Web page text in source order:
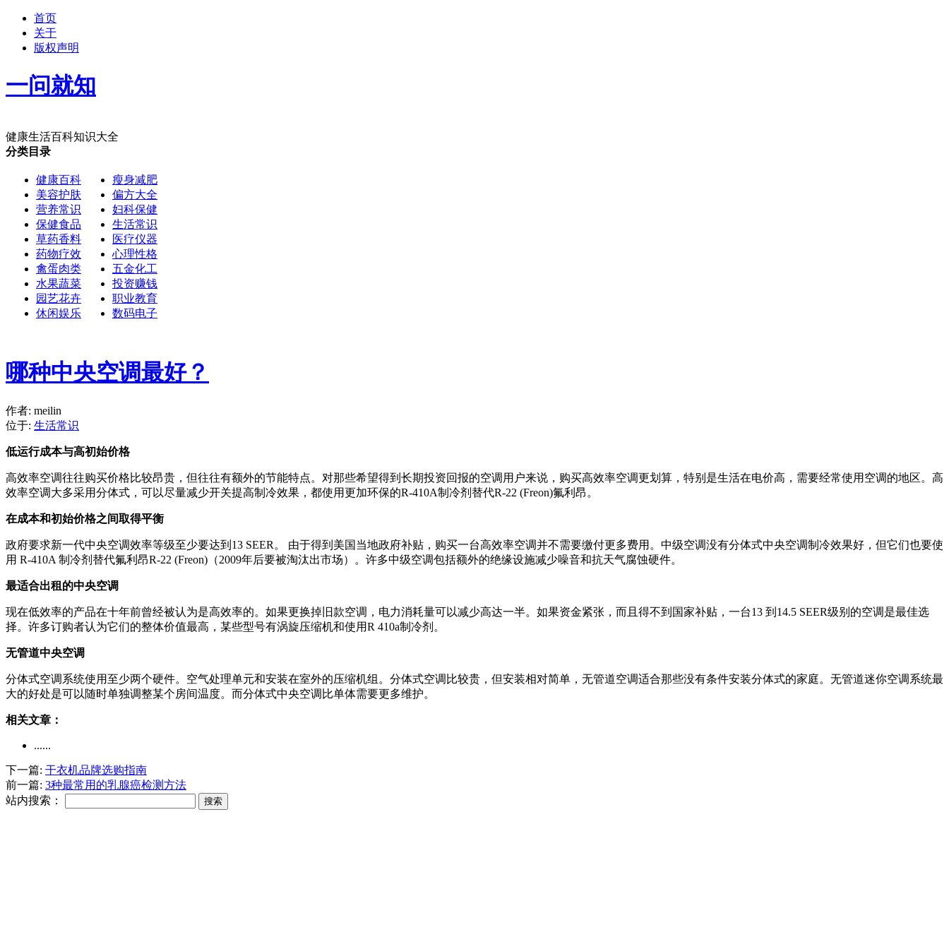
首页
关于
版权声明
一问就知
健康生活百科知识大全
分类目录
健康百科
美容护肤
营养常识
保健食品
草药香料
药物疗效
禽蛋肉类
水果蔬菜
园艺花卉
休闲娱乐
瘦身减肥
偏方大全
妇科保健
生活常识
医疗仪器
心理性格
五金化工
投资赚钱
职业教育
数码电子
哪种中央空调最好？
作者: meilin
位于: 生活常识
低运行成本与高初始价格
高效率空调往往购买价格比较昂贵，但往往有额外的节能特点。对那些希望得到长期投资回报的空调用户来说，购买高效率空调更划算，特别是生活在电价高，需要经常使用空调的地区。高
效率空调大多采用分体式，可以尽量减少开关提高制冷效果，都使用更加环保的R-410A制冷剂替代R-22 (Freon)氟利昂 。
在成本和初始价格之间取得平衡
政府要求新一代中央空调效率等级至少要达到13 SEER。 由于得到美国当地政府补贴，购买一台高效率空调并不需要缴付更多费用。中级空调没有分体式中央空调制冷效果好，但它们也要使
用 R-410A 制冷剂替代氟利昂R-22 (Freon)（2009年后要被淘汰出市场）。许多中级空调包括额外的绝缘设施减少噪音和抗天气腐蚀硬件。
最适合出租的中央空调
现在低效率的产品在十年前曾经被认为是高效率的。如果更换掉旧款空调，电力消耗量可以减少高达一半。如果资金紧张，而且得不到国家补贴，一台13 到14.5 SEER级别的空调是最佳选
择。许多订购者认为它们的整体价值最高，某些型号有涡旋压缩机和使用R 410a制冷剂。
无管道中央空调
分体式空调系统使用至少两个硬件。空气处理单元和安装在室外的压缩机组。分体式空调比较贵，但安装相对简单，无管道空调适合那些没有条件安装分体式的家庭。无管道迷你空调系统最
大的好处是可以随时单独调整某个房间温度。而分体式中央空调比单体需要更多维护。
相关文章：
......
下一篇: 干衣机品牌选购指南
前一篇: 3种最常用的乳腺癌检测方法
站内搜索：